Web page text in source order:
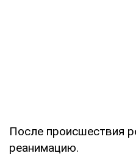
После происшествия
реанимацию.